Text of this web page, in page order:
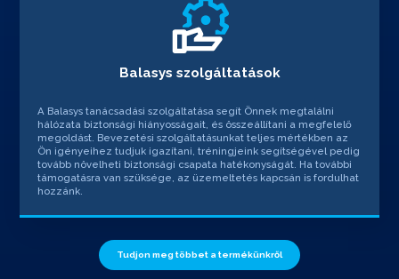
Balasys szolgáltatások
A Balasys tanácsadási szolgáltatása segít Önnek megtalálni
hálózata biztonsági hiányosságait, és összeállítani a megfelelő
megoldást. Bevezetési szolgáltatásunkat teljes mértékben az
Ön igényeihez tudjuk igazítani, tréningjeink segítségével pedig
tovább növelheti biztonsági csapata hatékonyságát. Ha további
támogatásra van szüksége, az üzemeltetés kapcsán is fordulhat
hozzánk.
Tudjon meg többet a termékünkről